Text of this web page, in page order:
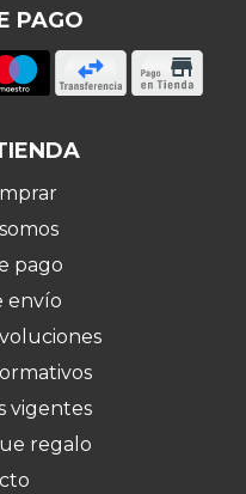
PAGO
pago
envío
vigentes
regalo